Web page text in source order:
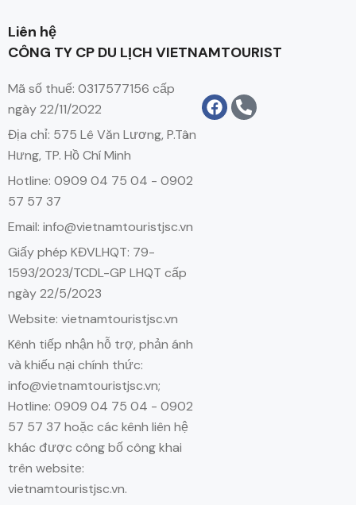
Liên hệ
CÔNG TY CP DU LỊCH VIETNAMTOURIST
Mã số thuế: 0317577156 cấp
ngày 22/11/2022
Địa chỉ: 575 Lê Văn Lương, P.Tân
Hưng, TP. Hồ Chí Minh
Hotline: 0909 04 75 04 - 0902
57 57 37
Email: info@vietnamtouristjsc.vn
Giấy phép KĐVLHQT: 79-
1593/2023/TCDL-GP LHQT cấp
ngày 22/5/2023
Website: vietnamtouristjsc.vn
Kênh tiếp nhận hỗ trợ, phản ánh
và khiếu nại chính thức:
info@vietnamtouristjsc.vn;
Hotline: 0909 04 75 04 - 0902
57 57 37 hoặc các kênh liên hệ
khác được công bố công khai
trên website:
vietnamtouristjsc.vn.